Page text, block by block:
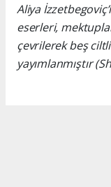
Aliya
eserleri,
çevrilerek beş
yayımlanmıştır